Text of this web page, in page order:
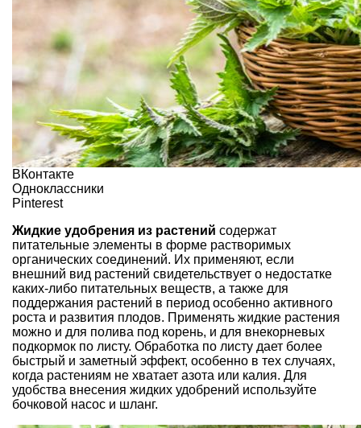
ВКонтакте
Одноклассники
Pinterest
Жидкие удобрения из растений содержат
питательные элементы в форме растворимых
органических соединений. Их применяют, если
внешний вид растений свидетельствует о недостатке
каких-либо питательных веществ, а также для
поддержания растений в период особенно активного
роста и развития плодов. Применять жидкие растения
можно и для полива под корень, и для внекорневых
подкормок по листу. Обработка по листу дает более
быстрый и заметный эффект, особенно в тех случаях,
когда растениям не хватает азота или калия. Для
удобства внесения жидких удобрений используйте
бочковой насос и шланг.